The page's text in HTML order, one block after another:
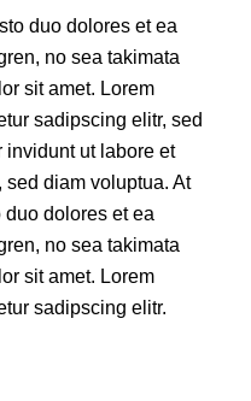
duo dolores et ea
no sea takimata
sit amet. Lorem
sadipscing elitr, sed
invidunt ut labore et
diam voluptua. At
dolores et ea
no sea takimata
sit amet. Lorem
sadipscing elitr.